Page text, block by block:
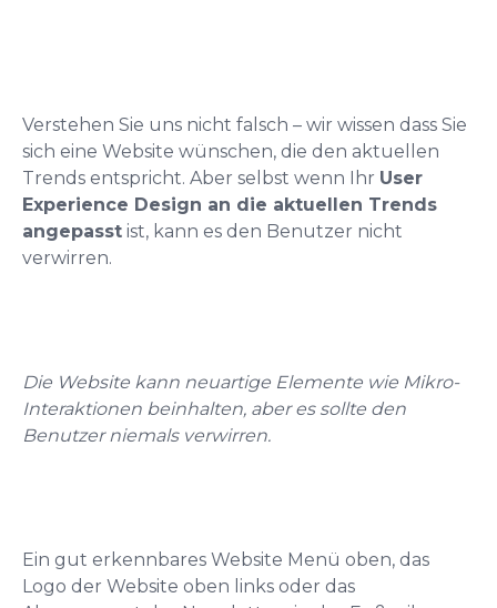
Verstehen Sie uns nicht falsch – wir wissen dass Sie
sich eine Website wünschen, die den aktuellen
Trends entspricht. Aber selbst wenn Ihr User
Experience Design an die aktuellen Trends
angepasst ist, kann es den Benutzer nicht
verwirren.
Die Website kann neuartige Elemente wie Mikro-
Interaktionen beinhalten, aber es sollte den
Benutzer niemals verwirren.
Ein gut erkennbares Website Menü oben, das
Logo der Website oben links oder das